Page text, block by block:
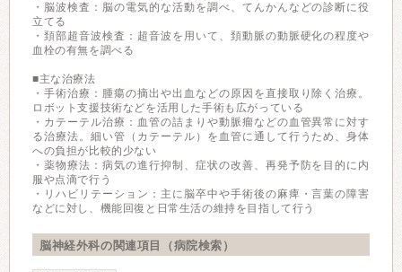
・脳波検査：脳の電気的な活動を調べ、てんかんなどの診断に役
立てる
・頚部超音波検査：超音波を用いて、頚動脈の動脈硬化の程度や
血栓の有無を調べる
■主な治療法
・手術治療：腫瘍の摘出や出血などの原因を直接取り除く治療。
ロボット支援技術などを活用した手術も広がっている
・カテーテル治療：血管の詰まりや動脈瘤などの血管異常に対す
る治療法。細い管（カテーテル）を血管に通して行うため、身体
への負担が比較的少ない
・薬物療法：病気の進行抑制、症状の改善、再発予防を目的に内
服や点滴で行う
・リハビリテーション：主に脳卒中や手術後の麻痺・言葉の障害
などに対し、機能回復と日常生活の維持を目指して行う
脳神経外科の関連項目（病院検索）